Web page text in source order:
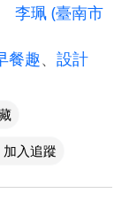
李珮 (臺南市
餐趣、 設計
加入追蹤